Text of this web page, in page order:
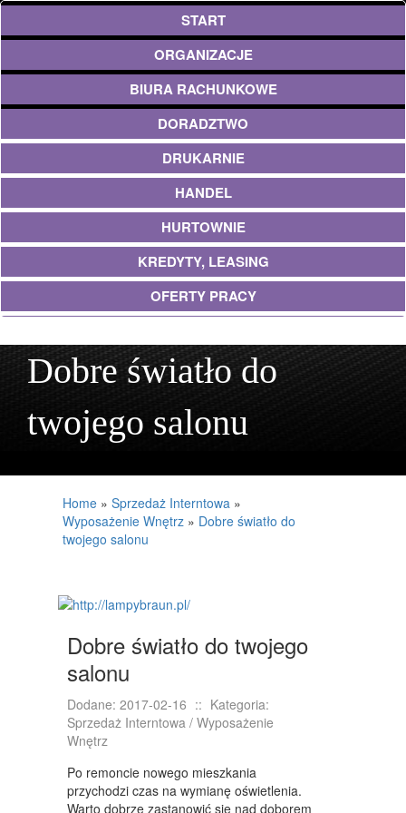
START
ORGANIZACJE
BIURA RACHUNKOWE
DORADZTWO
DRUKARNIE
HANDEL
HURTOWNIE
KREDYTY, LEASING
OFERTY PRACY
EKOLOGIA
ARCHITEKTURA
PROJEKTOWANIE
MATERIAŁY BUDOWLANE
NIERUCHOMOŚCI, DZIAŁKI
DOMY, MIESZKANIA
PLACÓWKI EDUKACYJNE
KONFERENCJE, SALE SZKOLENIOWE
Dobre światło do
twojego salonu
Home » Sprzedaż Interntowa »
Wyposażenie Wnętrz » Dobre światło do
twojego salonu
Dobre światło do twojego
salonu
Dodane: 2017-02-16 :: Kategoria:
Sprzedaż Interntowa / Wyposażenie
Wnętrz
Po remoncie nowego mieszkania
przychodzi czas na wymianę oświetlenia.
Warto dobrze zastanowić się nad doborem